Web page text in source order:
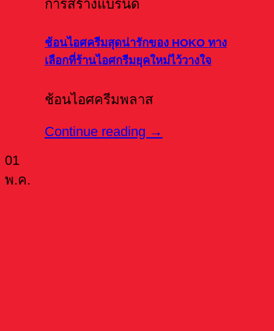
การสร้างแบรนด์
ช้อนไอศครีมสุดน่ารักของ HOKO ทาง
เลือกที่ร้านไอศกรีมยุคใหม่ไว้วางใจ
ช้อนไอศครีมพลาส
Continue reading →
01
พ.ค.